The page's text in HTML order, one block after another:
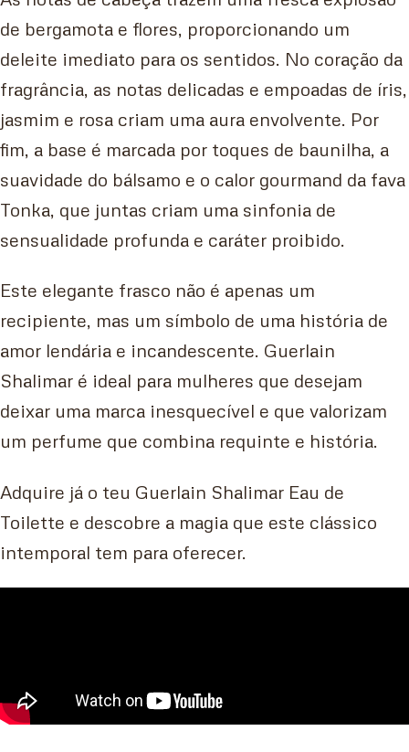
de bergamota e flores, proporcionando um
deleite imediato para os sentidos. No coração da
fragrância, as notas delicadas e empoadas de íris,
jasmim e rosa criam uma aura envolvente. Por
fim, a base é marcada por toques de baunilha, a
suavidade do bálsamo e o calor gourmand da fava
Tonka, que juntas criam uma sinfonia de
sensualidade profunda e caráter proibido.
Este elegante frasco não é apenas um
recipiente, mas um símbolo de uma história de
amor lendária e incandescente. Guerlain
Shalimar é ideal para mulheres que desejam
deixar uma marca inesquecível e que valorizam
um perfume que combina requinte e história.
Adquire já o teu Guerlain Shalimar Eau de
Toilette e descobre a magia que este clássico
intemporal tem para oferecer.